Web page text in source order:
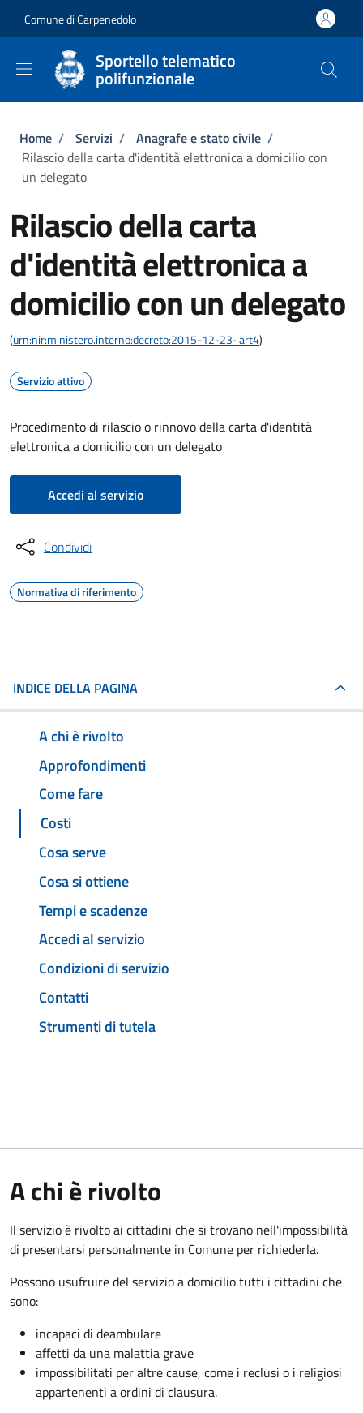
Comune di Carpenedolo
Sportello telematico
polifunzionale
Briciole di pane
Home / Servizi / Anagrafe e stato civile /
Rilascio della carta d'identità elettronica a domicilio con
un delegato
Rilascio della carta
d'identità elettronica a
domicilio con un delegato
(urn:nir:ministero.interno:decreto:2015-12-23~art4)
Servizio attivo
Procedimento di rilascio o rinnovo della carta d'identità
elettronica a domicilio con un delegato
Accedi al servizio
Condividi
Normativa di riferimento
INDICE DELLA PAGINA
A chi è rivolto
Approfondimenti
Come fare
Costi
Cosa serve
Cosa si ottiene
Tempi e scadenze
Accedi al servizio
Condizioni di servizio
Contatti
Strumenti di tutela
A chi è rivolto
Il servizio è rivolto ai cittadini che si trovano nell'impossibilità
di presentarsi personalmente in Comune per richiederla.
Possono usufruire del servizio a domicilio tutti i cittadini che
sono:
incapaci di deambulare
affetti da una malattia grave
impossibilitati per altre cause, come i reclusi o i religiosi
appartenenti a ordini di clausura.